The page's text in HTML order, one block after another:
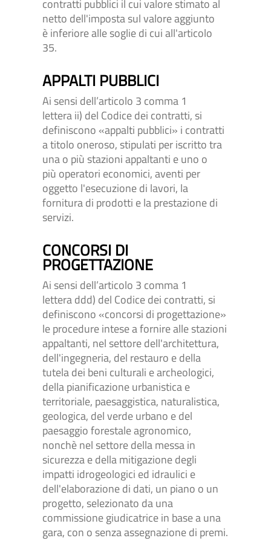
contratti pubblici il cui valore stimato al
netto dell'imposta sul valore aggiunto
è inferiore alle soglie di cui all'articolo
35.
APPALTI PUBBLICI
Ai sensi dell’articolo 3 comma 1
lettera ii) del Codice dei contratti, si
definiscono «appalti pubblici» i contratti
a titolo oneroso, stipulati per iscritto tra
una o più stazioni appaltanti e uno o
più operatori economici, aventi per
oggetto l'esecuzione di lavori, la
fornitura di prodotti e la prestazione di
servizi.
CONCORSI DI
PROGETTAZIONE
Ai sensi dell’articolo 3 comma 1
lettera ddd) del Codice dei contratti, si
definiscono «concorsi di progettazione»
le procedure intese a fornire alle stazioni
appaltanti, nel settore dell'architettura,
dell'ingegneria, del restauro e della
tutela dei beni culturali e archeologici,
della pianificazione urbanistica e
territoriale, paesaggistica, naturalistica,
geologica, del verde urbano e del
paesaggio forestale agronomico,
nonchè nel settore della messa in
sicurezza e della mitigazione degli
impatti idrogeologici ed idraulici e
dell'elaborazione di dati, un piano o un
progetto, selezionato da una
commissione giudicatrice in base a una
gara, con o senza assegnazione di premi.